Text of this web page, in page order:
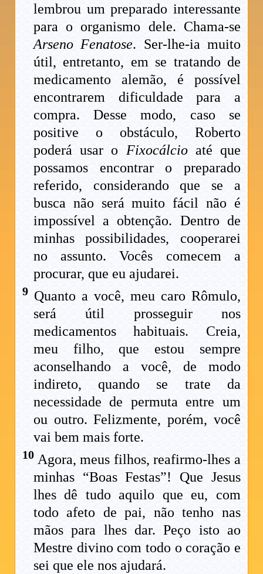
lembrou um preparado interessante
para o organismo dele. Chama-se
Arseno Fenatose. Ser-lhe-ia muito
útil, entretanto, em se tratando de
medicamento alemão, é possível
encontrarem dificuldade para a
compra. Desse modo, caso se
positive o obstáculo, Roberto
poderá usar o Fixocálcioaté que
possamos encontrar o preparado
referido, considerando que se a
busca não será muito fácil não é
impossível a obtenção. Dentro de
minhas possibilidades, cooperarei
no assunto. Vocês comecem a
procurar, que eu ajudarei.
9 Quanto a você, meu caro Rômulo,
será útil prosseguir nos
medicamentos habituais. Creia,
meu filho, que estou sempre
aconselhando a você, de modo
indireto, quando se trate da
necessidade de permuta entre um
ou outro. Felizmente, porém, você
vai bem mais forte.
10 Agora, meus filhos, reafirmo-lhes a
minhas “Boas Festas”! Que Jesus
lhes dê tudo aquilo que eu, com
todo afeto de pai, não tenho nas
mãos para lhes dar. Peço isto ao
Mestre divino com todo o coração e
sei que ele nos ajudará.